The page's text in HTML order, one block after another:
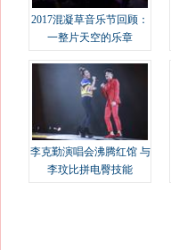
2017混凝草音乐节回顾：
一整片天空的乐章
李克勤演唱会沸腾红馆 与
李玟比拼电臀技能